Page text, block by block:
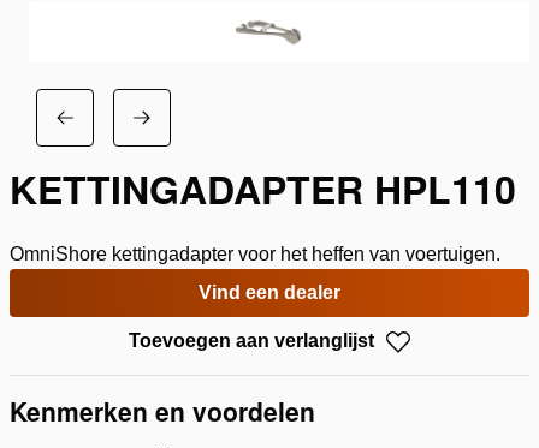
KETTINGADAPTER HPL110
OmniShore kettingadapter voor het heffen van voertuigen.
Vind een dealer
Toevoegen aan verlanglijst
Kenmerken en voordelen